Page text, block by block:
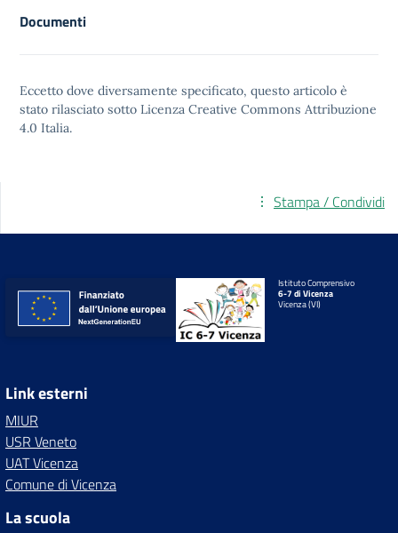
Documenti
Eccetto dove diversamente specificato, questo articolo è
stato rilasciato sotto Licenza Creative Commons Attribuzione
4.0 Italia.
Stampa / Condividi
Istituto Comprensivo
6-7 di Vicenza
Vicenza (VI)
Link esterni
MIUR
USR Veneto
UAT Vicenza
Comune di Vicenza
La scuola